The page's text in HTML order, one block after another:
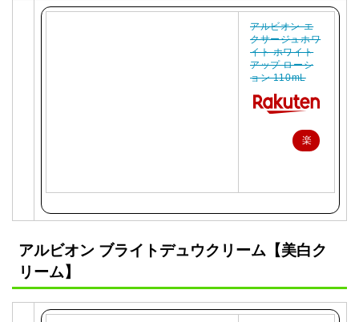
アルビオン エ
クサージュホワ
イト ホワイト
アップ ローシ
ョン 110mL
楽
アルビオン ブライトデュウクリーム【美白ク
リーム】